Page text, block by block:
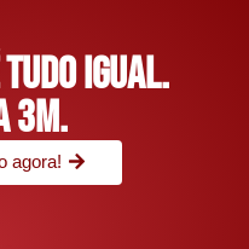
igual.
3M.
agora!